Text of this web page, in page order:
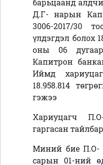
барьцаанд
Д.Г- нарын
3006-2017/30
үлдэгдэл болох
оны 06
Капитрон
Иймд
18.958.814
гэжээ
Хариуцагч
гаргасан
Миний бие П.О-
сарын 01-ний